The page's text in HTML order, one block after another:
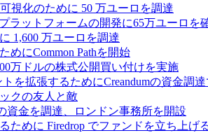
視化のために 50 万ユーロを調達
ラットフォームの開発に65万ユーロを
1,600 万ユーロを調達
めにCommon Pathを開始
万ドルの株式公開買い付けを実施
を拡張するためにCreandumの資金調
クの友人と敵
資金を調達、ロンドン事務所を開設
ために Firedrop でファンドを立ち上げ